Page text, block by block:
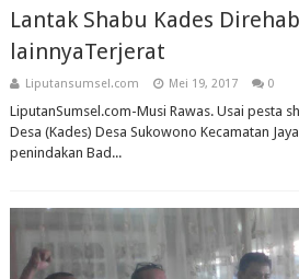
Lantak Shabu Kades
lainnyaTerjerat
Liputansumsel.com Mei 19, 2017 0
LiputanSumsel.com-Musi Rawas. Usai pesta
Desa (Kades) Desa Sukowono Kecamatan
penindakan Bad...